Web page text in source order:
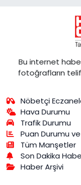
Bu internet
fotoğrafların
Nöbetçi
Hava Durumu
Trafik Durumu
Puan Durumu
Tüm Manşetler
Son Dakika
Haber Arşivi